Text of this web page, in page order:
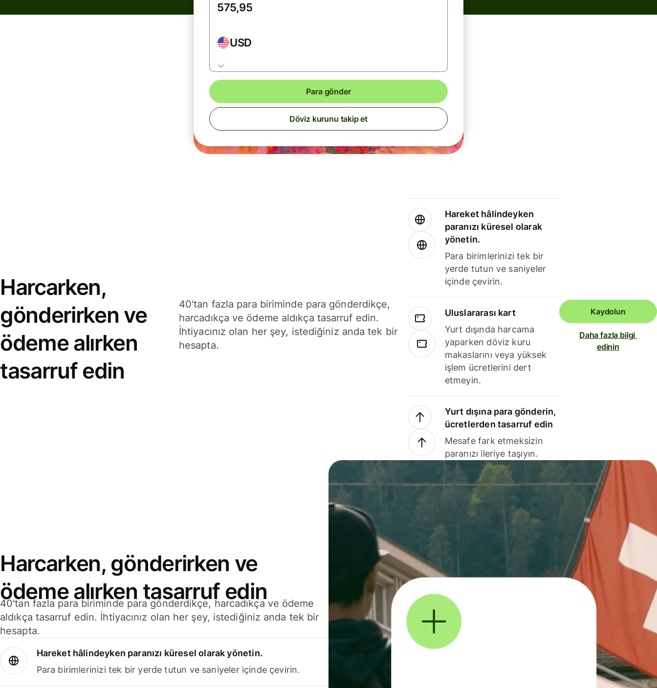
USD
Para gönder
Döviz kurunu takip et
Harcarken,
gönderirken ve
ödeme alırken
tasarruf edin
40'tan fazla para biriminde para gönderdikçe,
harcadıkça ve ödeme aldıkça tasarruf edin.
İhtiyacınız olan her şey, istediğiniz anda tek bir
hesapta.
Hareket hâlindeyken
paranızı küresel olarak
yönetin.
Para birimlerinizi tek bir
yerde tutun ve saniyeler
içinde çevirin.
Uluslararası kart
Yurt dışında harcama
yaparken döviz kuru
makaslarını veya yüksek
işlem ücretlerini dert
etmeyin.
Yurt dışına para gönderin,
ücretlerden tasarruf edin
Mesafe fark etmeksizin
paranızı ileriye taşıyın.
Kaydolun
Daha fazla bilgi
edinin
Harcarken, gönderirken ve
ödeme alırken tasarruf edin
40'tan fazla para biriminde para gönderdikçe, harcadıkça ve ödeme
aldıkça tasarruf edin. İhtiyacınız olan her şey, istediğiniz anda tek bir
hesapta.
Hareket hâlindeyken paranızı küresel olarak yönetin.
Para birimlerinizi tek bir yerde tutun ve saniyeler içinde çevirin.